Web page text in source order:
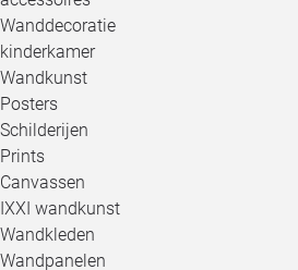
Wanddecoratie
kinderkamer
Wandkunst
Posters
Schilderijen
Prints
Canvassen
IXXI wandkunst
Wandkleden
Wandpanelen